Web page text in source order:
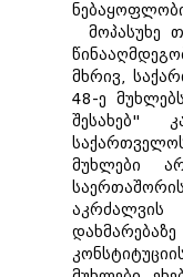
მოპასუხე
მხრივ,
48-ე
შესახებ"
მუხლები